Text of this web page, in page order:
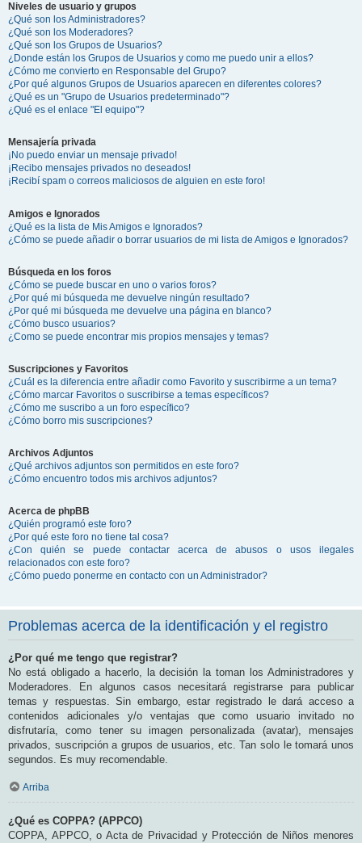
Niveles de usuario y grupos
¿Qué son los Administradores?
¿Qué son los Moderadores?
¿Qué son los Grupos de Usuarios?
¿Donde están los Grupos de Usuarios y como me puedo unir a ellos?
¿Cómo me convierto en Responsable del Grupo?
¿Por qué algunos Grupos de Usuarios aparecen en diferentes colores?
¿Qué es un "Grupo de Usuarios predeterminado"?
¿Qué es el enlace "El equipo"?
Mensajería privada
¡No puedo enviar un mensaje privado!
¡Recibo mensajes privados no deseados!
¡Recibí spam o correos maliciosos de alguien en este foro!
Amigos e Ignorados
¿Qué es la lista de Mis Amigos e Ignorados?
¿Cómo se puede añadir o borrar usuarios de mi lista de Amigos e Ignorados?
Búsqueda en los foros
¿Cómo se puede buscar en uno o varios foros?
¿Por qué mi búsqueda me devuelve ningún resultado?
¿Por qué mi búsqueda me devuelve una página en blanco?
¿Cómo busco usuarios?
¿Como se puede encontrar mis propios mensajes y temas?
Suscripciones y Favoritos
¿Cuál es la diferencia entre añadir como Favorito y suscribirme a un tema?
¿Cómo marcar Favoritos o suscribirse a temas específicos?
¿Cómo me suscribo a un foro específico?
¿Cómo borro mis suscripciones?
Archivos Adjuntos
¿Qué archivos adjuntos son permitidos en este foro?
¿Cómo encuentro todos mis archivos adjuntos?
Acerca de phpBB
¿Quién programó este foro?
¿Por qué este foro no tiene tal cosa?
¿Con quién se puede contactar acerca de abusos o usos ilegales
relacionados con este foro?
¿Cómo puedo ponerme en contacto con un Administrador?
Problemas acerca de la identificación y el registro
¿Por qué me tengo que registrar?
No está obligado a hacerlo, la decisión la toman los Administradores y
Moderadores. En algunos casos necesitará registrarse para publicar
temas y respuestas. Sin embargo, estar registrado le dará acceso a
contenidos adicionales y/o ventajas que como usuario invitado no
disfrutaría, como tener su imagen personalizada (avatar), mensajes
privados, suscripción a grupos de usuarios, etc. Tan solo le tomará unos
segundos. Es muy recomendable.
Arriba
¿Qué es COPPA? (APPCO)
COPPA, APPCO, o Acta de Privacidad y Protección de Niños menores